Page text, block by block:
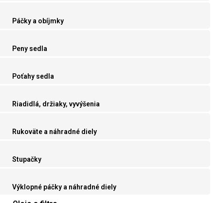
Páčky a obíjmky
Peny sedla
Poťahy sedla
Riadidlá, držiaky, vyvýšenia
Rukoväte a náhradné diely
Stupačky
Výklopné páčky a náhradné diely